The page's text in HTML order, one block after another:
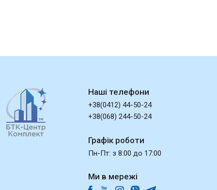
Наші телефони
+38(0412) 44-50-24
+38(068) 244-50-24
Графік роботи
Пн-Пт: з 8:00 до 17:00
Ми в мережі